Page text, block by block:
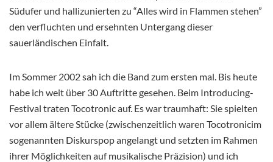
Südufer und hallizunierten zu “Alles wird in Flammen stehen”
den verfluchten und ersehnten Untergang dieser
sauerländischen Einfalt.
Im Sommer 2002 sah ich die Band zum ersten mal. Bis heute
habe ich weit über 30 Auftritte gesehen. Beim Introducing-
Festival traten Tocotronic auf. Es war traumhaft: Sie spielten
vor allem ältere Stücke (zwischenzeitlich waren Tocotronicim
sogenannten Diskurspop angelangt und setzten im Rahmen
ihrer Möglichkeiten auf musikalische Präzision) und ich